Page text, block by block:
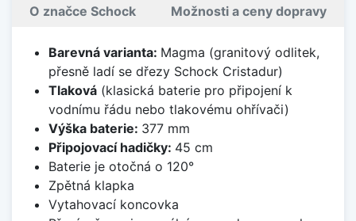
O značce Schock Možnosti a ceny dopravy
Barevná varianta: Magma (granitový odlitek,
přesně ladí se dřezy Schock Cristadur)
Tlaková(klasická baterie pro připojení k
vodnímu řádu nebo tlakovému ohřívači)
Výška baterie: 377 mm
Připojovací hadičky: 45 cm
Baterie je otočná o 120°
Zpětná klapka
Vytahovací koncovka